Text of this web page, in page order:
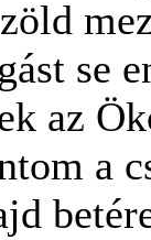
se
az
a